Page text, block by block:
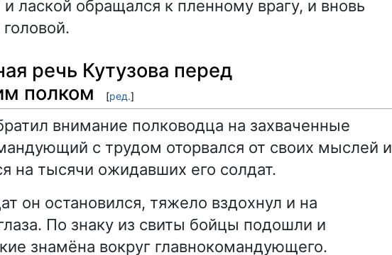
лаской обращался к пленному врагу, и вновь
речь Кутузова перед
полком
[ред.]
внимание полководца на захваченные
с трудом оторвался от своих мыслей и
на тысячи ожидавших его солдат.
он остановился, тяжело вздохнул и на
По знаку из свиты бойцы подошли и
знамёна вокруг главнокомандующего.